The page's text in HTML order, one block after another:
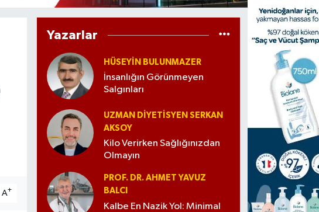
A+
Yazarlar
HÜSEYIN BULUNMAZER
İnsanlığın Görünmeyen
Salgınları
UZMAN DIYETISYEN SERKAN
AKSOY
Kilo Verirken Sağlığınızdan
Olmayın
PROF. DR. AHMET YAVUZ
BALCI
Kalbe En Nazik Yol: Minimal